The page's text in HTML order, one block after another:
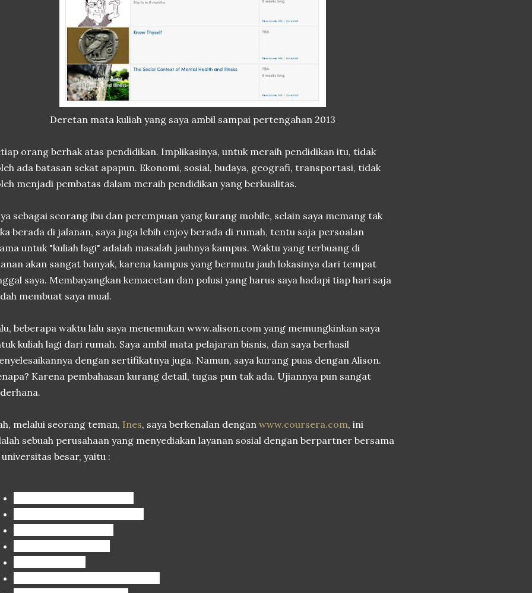
Deretan mata kuliah yang saya ambil sampai pertengahan 2013
orang berhak atas pendidikan. Implikasinya, untuk meraih pendidikan itu, tidak
ada batasan sekat apapun. Ekonomi, sosial, budaya, geografi, transportasi, tidak
menjadi pembatas dalam meraih pendidikan yang berkualitas.
sebagai seorang ibu dan perempuan yang kurang mobile, selain saya memang tak
berada di jalanan, saya juga lebih enjoy berada di rumah, tentu saja persoalan
untuk "kuliah lagi" adalah masalah jauhnya kampus. Waktu yang terbuang di
akan sangat banyak, karena kampus yang bermutu jauh lokasinya dari tempat
saya. Membayangkan kemacetan dan polusi yang harus saya hadapi tiap hari saja
membuat saya mual.
beberapa waktu lalu saya menemukan www.alison.com yang memungkinkan saya
kuliah lagi dari rumah. Saya ambil mata pelajaran bisnis, dan saya berhasil
dengan sertifikatnya juga. Namun, saya kurang puas dengan Alison.
Karena pembahasan kurang detail, tugas pun tak ada. Ujiannya pun sangat
melalui seorang teman, Ines, saya berkenalan dengan www.coursera.com, ini
sebuah perusahaan yang menyediakan layanan sosial dengan berpartner bersama
universitas besar, yaitu :